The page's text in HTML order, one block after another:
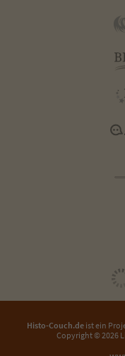
Histo-Couch.de ist ein
Copyright © 2026